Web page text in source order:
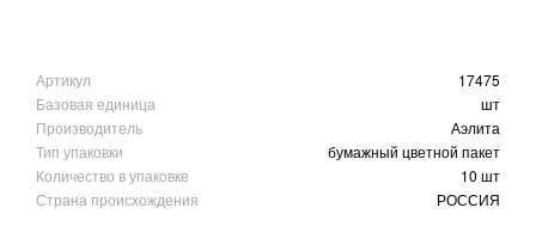
Артикул
17475
Базовая единица
шт
Производитель
Аэлита
Тип упаковки
бумажный цветной пакет
Количество в упаковке
10 шт
Страна происхождения
РОССИЯ